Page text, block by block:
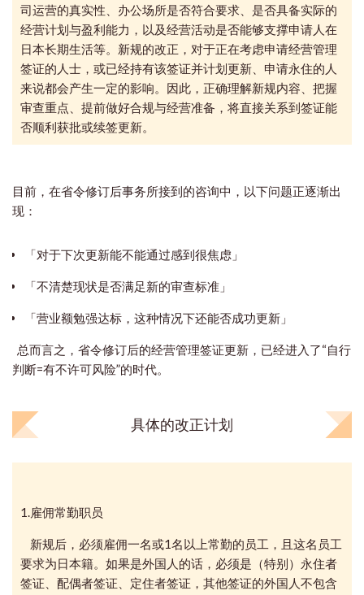
司运营的真实性、办公场所是否符合要求、是否具备实际的
经营计划与盈利能力，以及经营活动是否能够支撑申请人在
日本长期生活等。新规的改正， 对于正在考虑申请经营管理
签证的人士，或已经持有该签证并计划更新、申请永住的人
来说都会产生一定的影响。因此，正确理解新规内容、把握
审查重点、提前做好合规与经营准备，将直接关系到签证能
否顺利获批或续签更新。
目前，在省令修订后事务所接到的咨询中，以下问题正逐渐出
现：
「对于下次更新能不能通过感到很焦虑」
「不清楚现状是否满足新的审查标准」
「营业额勉强达标，这种情况下还能否成功更新」
总而言之，省令修订后的经营管理签证更新，已经进入了“自行
判断=有不许可风险”的时代。
具体的改正计划
1.雇佣常勤职员
新规后，必须雇佣一名或1名以上常勤的员工，且这名员工
要求为日本籍。如果是外国人的话，必须是（特别）永住者
签证、配偶者签证、定住者签证，其他签证的外国人不包含